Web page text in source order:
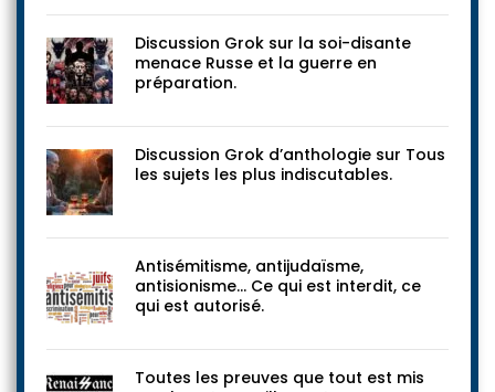
Discussion Grok sur la soi-disante
menace Russe et la guerre en
Discussion Grok d’anthologie sur Tous
Antisémitisme, antijudaïsme,
antisionisme… Ce qui est interdit, ce